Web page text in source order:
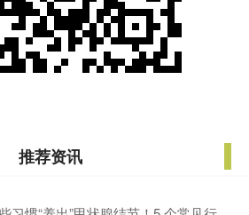
推荐资讯